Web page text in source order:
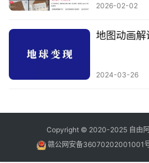
2026-02-02
地图动画
2024-03-26
Copyright © 2020-2025 自由
赣公网安备36070202001001